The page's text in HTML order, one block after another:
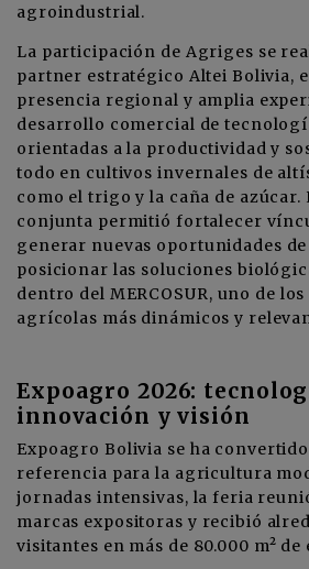
agroindustrial.
La participación de Agriges se
partner estratégico Altei Bolivia,
presencia regional y amplia
desarrollo comercial de
orientadas a la productividad y
todo en cultivos invernales de
como el trigo y la caña de azúcar.
conjunta permitió fortalecer
generar nuevas oportunidades
posicionar las soluciones
dentro del MERCOSUR, uno de
agrícolas más dinámicos y
Expoagro 2026:
innovación y visión
Expoagro Bolivia se ha
referencia para la agricultura
jornadas intensivas, la feria
marcas expositoras y recibió
visitantes en más de 80.000 m²